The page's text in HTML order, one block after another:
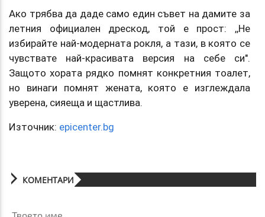
Ако трябва да даде само един съвет на дамите за
летния официален дрескод, той е прост: ,,Не
избирайте най-модерната рокля, а тази, в която се
чувствате най-красивата версия на себе си".
Защото хората рядко помнят конкретния тоалет,
но винаги помнят жената, която е изглеждала
уверена, сияеща и щастлива.
Източник: epicenter.bg
КОМЕНТАРИ
Твоето име